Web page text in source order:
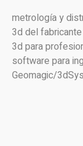
metrología y
3d del
3d para
software para
Geomagic/